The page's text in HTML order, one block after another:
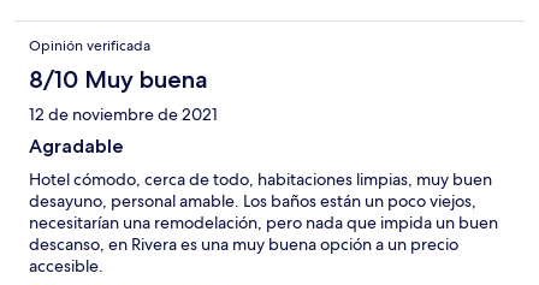
Opinión verificada
8/10 Muy buena
12 de noviembre de 2021
Agradable
Hotel cómodo, cerca de todo, habitaciones limpias, muy buen
desayuno, personal amable. Los baños están un poco viejos,
necesitarían una remodelación, pero nada que impida un buen
descanso, en Rivera es una muy buena opción a un precio
accesible.